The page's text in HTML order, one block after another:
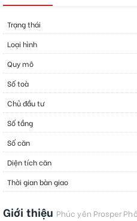
Trạng thái
Loại hình
Quy mô
Số toà
Chủ đầu tư
Số tầng
Số căn
Diện tích căn
Thời gian bàn giao
Giới thiệu Phúc yên Prosper